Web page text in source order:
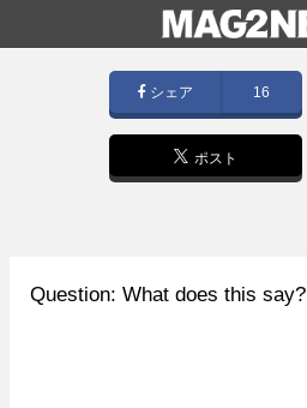
シェア 16
ポスト
Question: What does this say?